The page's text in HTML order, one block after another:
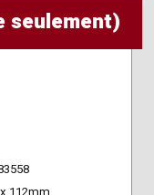
seulement)